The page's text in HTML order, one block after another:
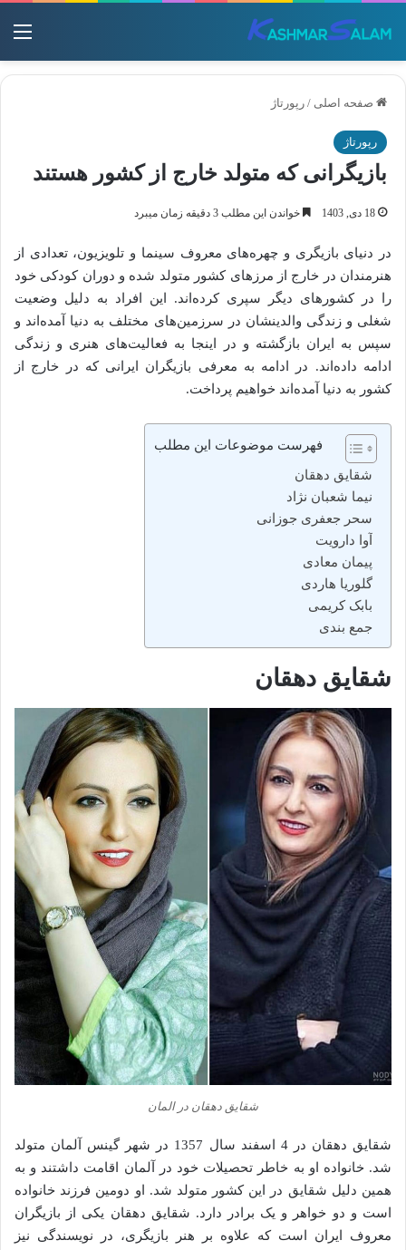
صفحه اصلی / رپورتاژ
رپورتاژ
بازیگرانی که متولد خارج از کشور هستند
18 دی, 1403 خواندن این مطلب 3 دقیقه زمان میبرد
در دنیای بازیگری و چهره‌های معروف سینما و تلویزیون، تعدادی از
هنرمندان در خارج از مرزهای کشور متولد شده و دوران کودکی خود
را در کشورهای دیگر سپری کرده‌اند. این افراد به دلیل وضعیت
شغلی و زندگی والدینشان در سرزمین‌های مختلف به دنیا آمده‌اند و
سپس به ایران بازگشته و در اینجا به فعالیت‌های هنری و زندگی
ادامه داده‌اند. در ادامه به معرفی بازیگران ایرانی که در خارج از
کشور به دنیا آمده‌اند خواهیم پرداخت.
فهرست موضوعات این مطلب
شقایق دهقان
نیما شعبان نژاد
سحر جعفری جوزانی
آوا دارویت
پیمان معادی
گلوریا هاردی
بابک کریمی
جمع بندی
شقایق دهقان
شقایق دهقان در المان
شقایق دهقان در 4 اسفند سال 1357 در شهر گینس آلمان متولد
شد. خانواده او به خاطر تحصیلات خود در آلمان اقامت داشتند و به
همین دلیل شقایق در این کشور متولد شد. او دومین فرزند خانواده
است و دو خواهر و یک برادر دارد. شقایق دهقان یکی از بازیگران
معروف ایران است که علاوه بر هنر بازیگری، در نویسندگی نیز